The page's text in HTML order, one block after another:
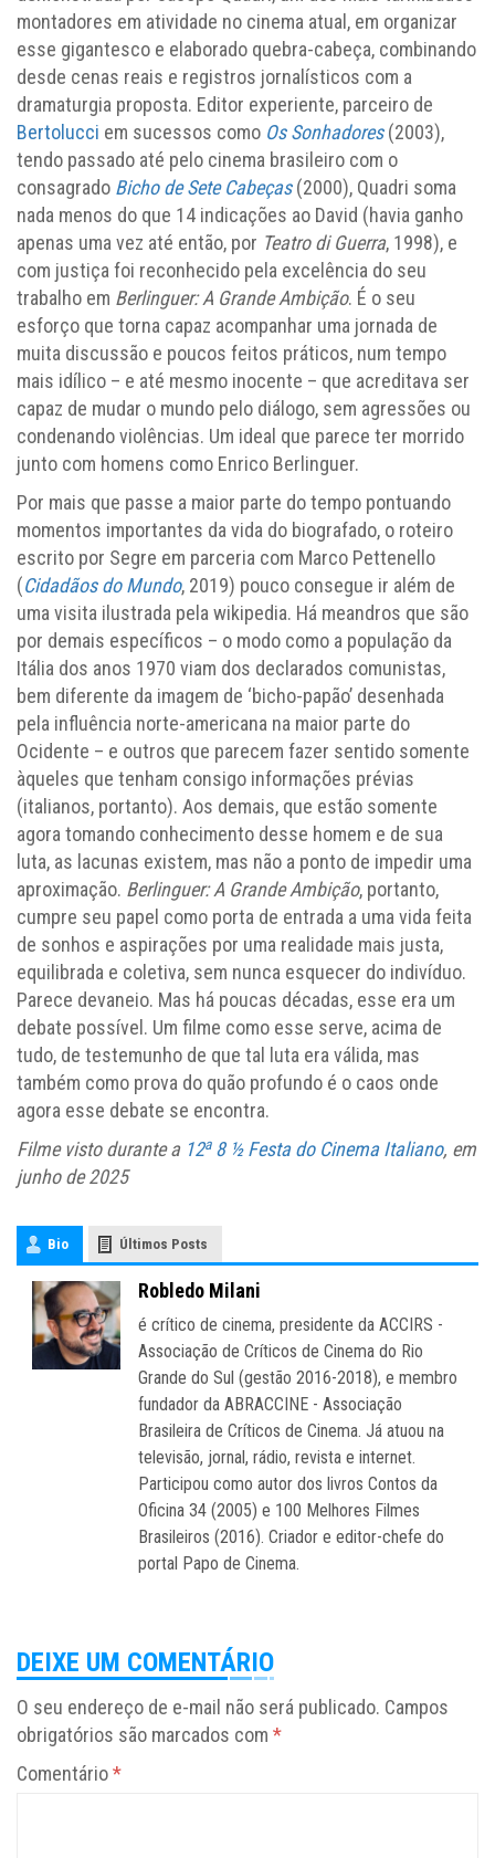
montadores em atividade no cinema atual, em organizar
esse gigantesco e elaborado quebra-cabeça, combinando
desde cenas reais e registros jornalísticos com a
dramaturgia proposta. Editor experiente, parceiro de
Bertolucci em sucessos como Os Sonhadores(2003),
tendo passado até pelo cinema brasileiro com o
consagrado Bicho de Sete Cabeças(2000), Quadri soma
nada menos do que 14 indicações ao David (havia ganho
apenas uma vez até então, por Teatro di Guerra, 1998), e
com justiça foi reconhecido pela excelência do seu
trabalho em Berlinguer: A Grande Ambição. É o seu
esforço que torna capaz acompanhar uma jornada de
muita discussão e poucos feitos práticos, num tempo
mais idílico – e até mesmo inocente – que acreditava ser
capaz de mudar o mundo pelo diálogo, sem agressões ou
condenando violências. Um ideal que parece ter morrido
junto com homens como Enrico Berlinguer.
Por mais que passe a maior parte do tempo pontuando
momentos importantes da vida do biografado, o roteiro
escrito por Segre em parceria com Marco Pettenello
(Cidadãos do Mundo, 2019) pouco consegue ir além de
uma visita ilustrada pela wikipedia. Há meandros que são
por demais específicos – o modo como a população da
Itália dos anos 1970 viam dos declarados comunistas,
bem diferente da imagem de ‘bicho-papão’ desenhada
pela influência norte-americana na maior parte do
Ocidente – e outros que parecem fazer sentido somente
àqueles que tenham consigo informações prévias
(italianos, portanto). Aos demais, que estão somente
agora tomando conhecimento desse homem e de sua
luta, as lacunas existem, mas não a ponto de impedir uma
aproximação. Berlinguer: A Grande Ambição, portanto,
cumpre seu papel como porta de entrada a uma vida feita
de sonhos e aspirações por uma realidade mais justa,
equilibrada e coletiva, sem nunca esquecer do indivíduo.
Parece devaneio. Mas há poucas décadas, esse era um
debate possível. Um filme como esse serve, acima de
tudo, de testemunho de que tal luta era válida, mas
também como prova do quão profundo é o caos onde
agora esse debate se encontra.
Filme visto durante a 12a8 ½ Festa do Cinema Italiano, em
junho de 2025
Bio Últimos Posts
Robledo Milani
é crítico de cinema, presidente da ACCIRS -
Associação de Críticos de Cinema do Rio
Grande do Sul (gestão 2016-2018), e membro
fundador da ABRACCINE - Associação
Brasileira de Críticos de Cinema. Já atuou na
televisão, jornal, rádio, revista e internet.
Participou como autor dos livros Contos da
Oficina 34 (2005) e 100 Melhores Filmes
Brasileiros (2016). Criador e editor-chefe do
portal Papo de Cinema.
DEIXE UM COMENTÁRIO
O seu endereço de e-mail não será publicado. Campos
obrigatórios são marcados com *
Comentário*